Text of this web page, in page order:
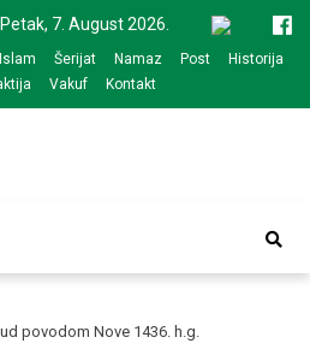
7. August 2026.
Islam Šerijat Namaz Post
Historija
Vakuf Kontakt
Bijeljina
povodom Nove 1436. h.g.